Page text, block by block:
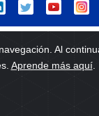
Al
Aprende más aquí.